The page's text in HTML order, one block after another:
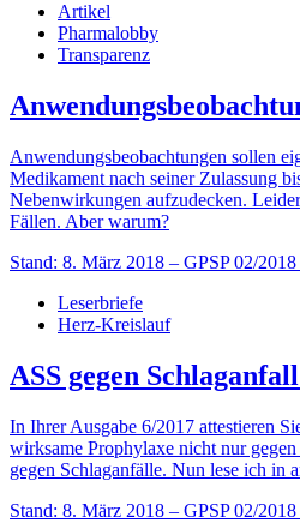
Artikel
Pharmalobby
Transparenz
Anwendungsbeobachtungen sollen
Medikament nach seiner Zulassung
Nebenwirkungen aufzudecken.
Fällen. Aber warum?
Stand: 8. März 2018 – GPSP 02/2018
Leserbriefe
Herz-Kreislauf
ASS gegen
In Ihrer Ausgabe 6/2017 attestieren
wirksame Prophylaxe nicht nur
gegen Schlaganfälle. Nun lese ich in
Stand: 8. März 2018 – GPSP 02/